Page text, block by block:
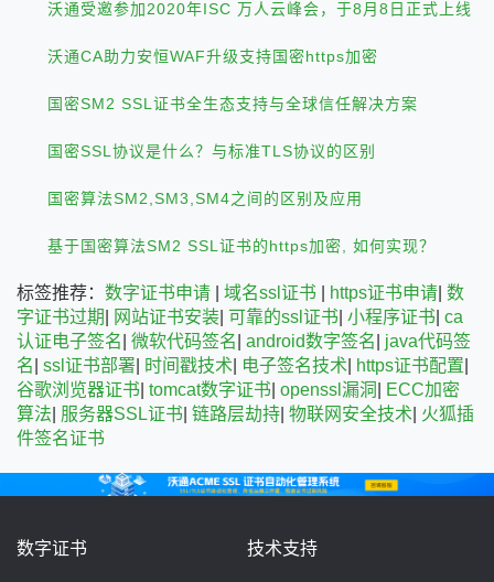
沃通受邀参加2020年ISC 万人云峰会，于8月8日正式上线
沃通CA助力安恒WAF升级支持国密https加密
国密SM2 SSL证书全生态支持与全球信任解决方案
国密SSL协议是什么？与标准TLS协议的区别
国密算法SM2,SM3,SM4之间的区别及应用
基于国密算法SM2 SSL证书的https加密, 如何实现？
标签推荐：数字证书申请 |域名ssl证书 https证书申请 |数
字证书过期
网站证书安装 可靠的ssl证书 |小程序证书 |ca
认证电子签名 |微软代码签名 |android数字签名
java代码签
名 |ssl证书部署 时间戳技术 电子签名技术 https证书配置
谷歌浏览器证书 |tomcat数字证书 |openssl漏洞
ECC加密
算法 服务器SSL证书 |链路层劫持 |物联网安全技术 火狐插
件签名证书
数字证书 技术支持